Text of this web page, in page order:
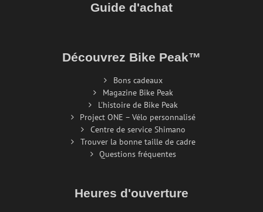
Guide d'achat
Découvrez Bike Peak™
Bons cadeaux
Magazine Bike Peak
L'histoire de Bike Peak
Project ONE – Vélo personnalisé
Centre de service Shimano
Trouver la bonne taille de cadre
Questions fréquentes
Heures d'ouverture